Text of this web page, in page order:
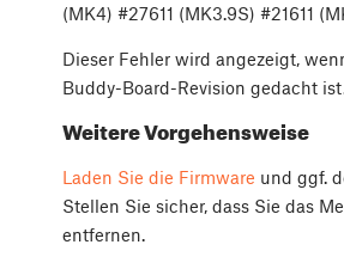
(MK4) #27611 (MK3.9S) #21611
Dieser Fehler wird angezeigt,
Buddy-Board-Revision gedacht
Weitere Vorgehensweise
Laden Sie die Firmware und ggf.
Stellen Sie sicher, dass Sie das
entfernen.